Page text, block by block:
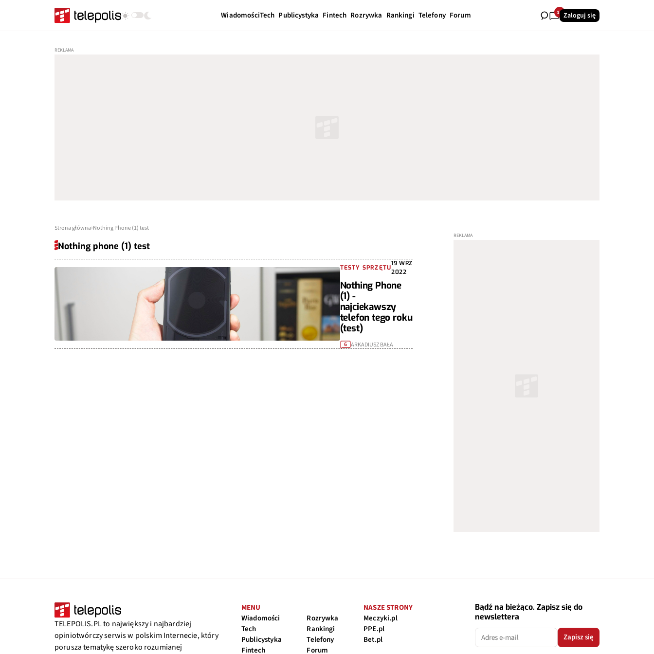
WiadomościTech Publicystyka Fintech Rozrywka Rankingi Telefony Forum 17Zaloguj się
Strona główna Nothing Phone (1) test
Nothing phone (1) test
TESTY SPRZĘTU
19 WRZ
2022
Nothing Phone
(1) -
najciekawszy
telefon tego roku
(test)
6 ARKADIUSZ BAŁA
TELEPOLIS.PL to największy i najbardziej
opiniotwórczy serwis w polskim Internecie, który
porusza tematykę szeroko rozumianej
MENU
Wiadomości
Tech
Publicystyka
Fintech
Rozrywka
Rankingi
Telefony
Forum
NASZE STRONY
Meczyki.pl
PPE.pl
Bet.pl
Bądź na bieżąco. Zapisz się do
newslettera
Zapisz się